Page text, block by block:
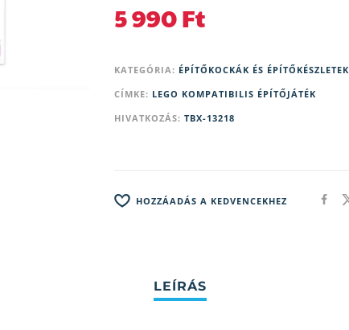
5 990Ft
KATEGÓRIA: ÉPÍTŐKOCKÁK ÉS ÉPÍTŐKÉSZLETEK
CÍMKE: LEGO KOMPATIBILIS ÉPÍTŐJÁTÉK
HIVATKOZÁS: TBX-13218
HOZZÁADÁS A KEDVENCEKHEZ